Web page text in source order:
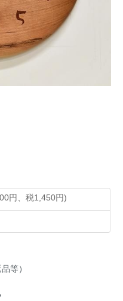
円、税1,450円)
等）